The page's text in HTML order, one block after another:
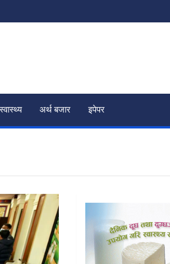
स्वास्थ्य अर्थ बजार इपेपर